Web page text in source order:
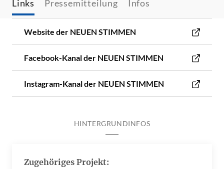
Links Pressemitteilung Infos
Website der NEUEN STIMMEN
Facebook-Kanal der NEUEN STIMMEN
Instagram-Kanal der NEUEN STIMMEN
HINTERGRUNDINFOS
Zugehöriges Projekt: